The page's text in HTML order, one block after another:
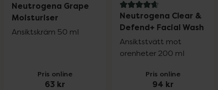
Neutrogena Grape
Moisturiser
Ansiktskräm 50 ml
Pris online
63 kr
4.7 av 5 i omdöme
Neutrogena Clear &
Defend+ Facial Wash
Ansiktstvätt mot
orenheter 200 ml
Pris online
94 kr